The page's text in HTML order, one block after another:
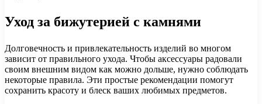
Уход за бижутерией с камнями
Долговечность и привлекательность изделий во многом
зависит от правильного ухода. Чтобы аксессуары радовали
своим внешним видом как можно дольше, нужно соблюдать
некоторые правила. Эти простые рекомендации помогут
сохранить красоту и блеск ваших любимых предметов.